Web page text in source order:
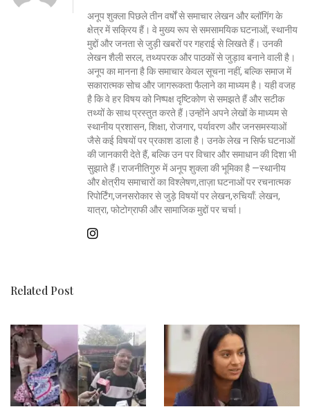
अनूप शुक्ला पिछले तीन वर्षों से समाचार लेखन और ब्लॉगिंग के
क्षेत्र में सक्रिय हैं। वे मुख्य रूप से समसामयिक घटनाओं, स्थानीय
मुद्दों और जनता से जुड़ी खबरों पर गहराई से लिखते हैं। उनकी
लेखन शैली सरल, तथ्यपरक और पाठकों से जुड़ाव बनाने वाली है।
अनूप का मानना है कि समाचार केवल सूचना नहीं, बल्कि समाज में
सकारात्मक सोच और जागरूकता फैलाने का माध्यम है। यही वजह
है कि वे हर विषय को निष्पक्ष दृष्टिकोण से समझते हैं और सटीक
तथ्यों के साथ प्रस्तुत करते हैं।उन्होंने अपने लेखों के माध्यम से
स्थानीय प्रशासन, शिक्षा, रोजगार, पर्यावरण और जनसमस्याओं
जैसे कई विषयों पर प्रकाश डाला है। उनके लेख न सिर्फ घटनाओं
की जानकारी देते हैं, बल्कि उन पर विचार और समाधान की दिशा भी
सुझाते हैं।राजनीतिगुरु में अनूप शुक्ला की भूमिका है —स्थानीय
और क्षेत्रीय समाचारों का विश्लेषण,ताज़ा घटनाओं पर रचनात्मक
रिपोर्टिंग,जनसरोकार से जुड़े विषयों पर लेखन,रुचियाँ: लेखन,
यात्रा, फोटोग्राफी और सामाजिक मुद्दों पर चर्चा।
Related Post